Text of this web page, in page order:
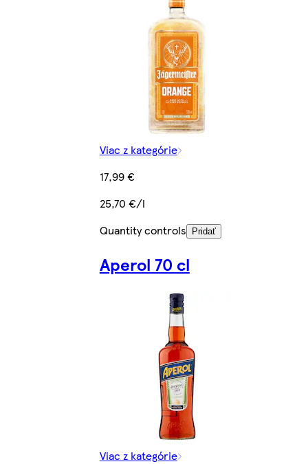
Viac z kategórie
17,99 €
25,70 €/l
Quantity controls
Pridať
Aperol 70 cl
Viac z kategórie